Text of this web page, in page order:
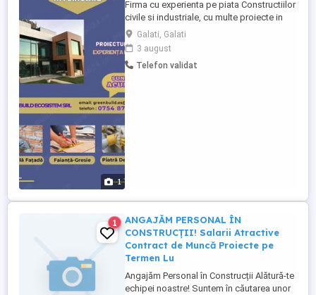
1
Firma cu experienta pe piata Constructiilor
civile si industriale, cu multe proiecte in
derulare, angajeaza Muncitori Calificati cu
EXPERIENȚĂ in AMENAJARI INTERIOARE,
in Constructii Case AVANTAJE : * Salariu
motivant,cu plata la ORA , se plateste de 2
Galati, Galati
3 august
Telefon validat
1
ANGAJĂM PERSONAL ÎN
CONSTRUCȚII! Salarii Atractive
Contract de Muncă Proiecte pe
Termen Lu
Angajăm Personal în Construcții Alătură-te
echipei noastre! Suntem în căutarea unor